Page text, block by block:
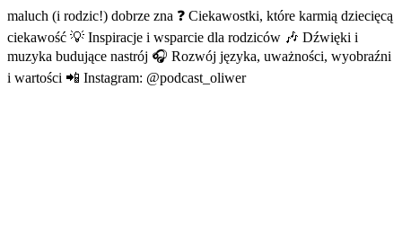
maluch (i rodzic!) dobrze zna ❓ Ciekawostki, które karmią dziecięcą
ciekawość 💡 Inspiracje i wsparcie dla rodziców 🎶 Dźwięki i
muzyka budujące nastrój 🎧 Rozwój języka, uważności, wyobraźni
i wartości 📲 Instagram: @podcast_oliwer